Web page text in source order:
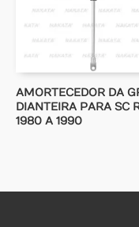
AMORTECEDOR DA
DIANTEIRA PARA SC
1980 A 1990